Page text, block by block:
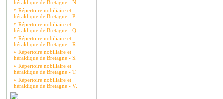
héraldique de Bretagne - N.
¤ Répertoire nobiliaire et
héraldique de Bretagne - P.
¤ Répertoire nobiliaire et
héraldique de Bretagne - Q.
¤ Répertoire nobiliaire et
héraldique de Bretagne - R.
¤ Répertoire nobiliaire et
héraldique de Bretagne - S.
¤ Répertoire nobiliaire et
héraldique de Bretagne - T.
¤ Répertoire nobiliaire et
héraldique de Bretagne - V.